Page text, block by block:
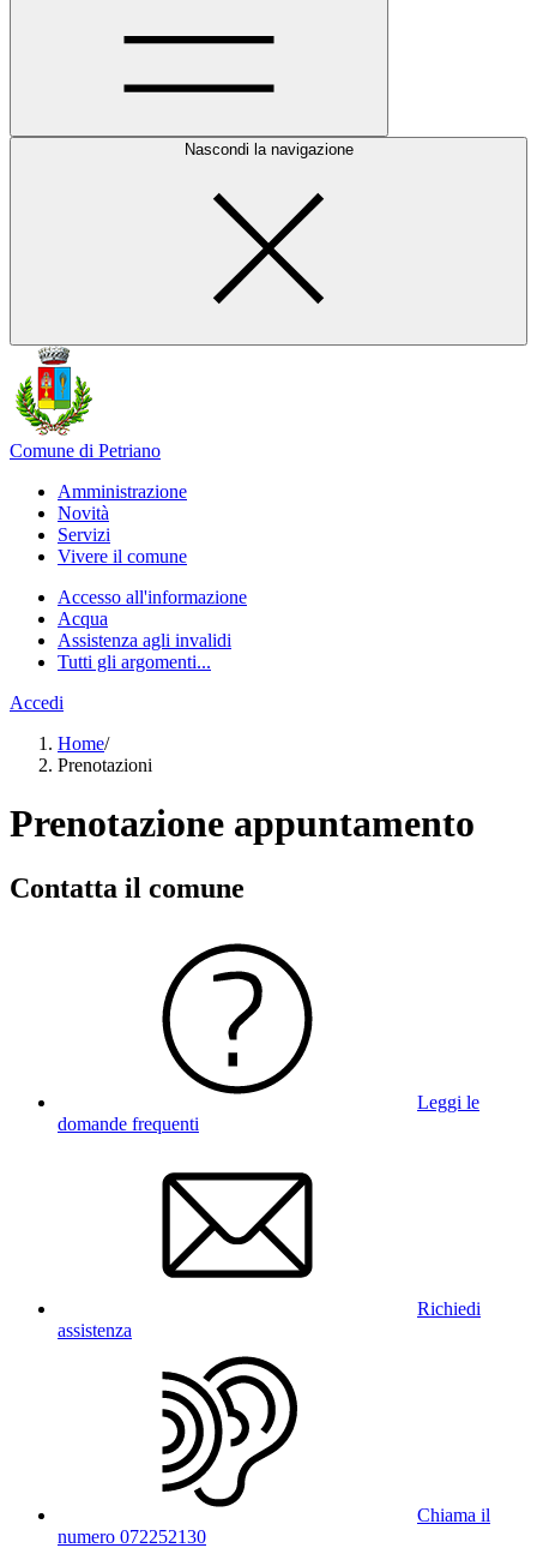
Nascondi la navigazione
Comune di Petriano
Amministrazione
Novità
Servizi
Vivere il comune
Accesso all'informazione
Acqua
Assistenza agli invalidi
Tutti gli argomenti...
Accedi
Home/
Prenotazioni
Prenotazione appuntamento
Contatta il comune
Leggi le
domande frequenti
Richiedi
assistenza
Chiama il
numero 072252130